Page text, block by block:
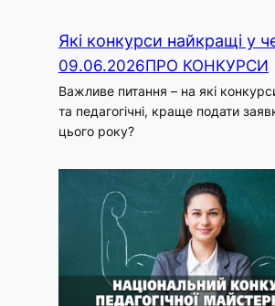
Які конкурси найкращі у
09.06.2026ПРО КОНКУРСИ
Важливе питання – на які
та педагогічні, краще подати
цього року?